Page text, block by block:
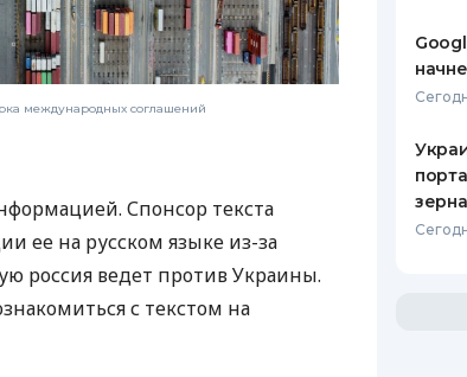
международных соглашений
Спонсор текста
ее на русском языке из-за
россия ведет против Украины.
с текстом на
зерна